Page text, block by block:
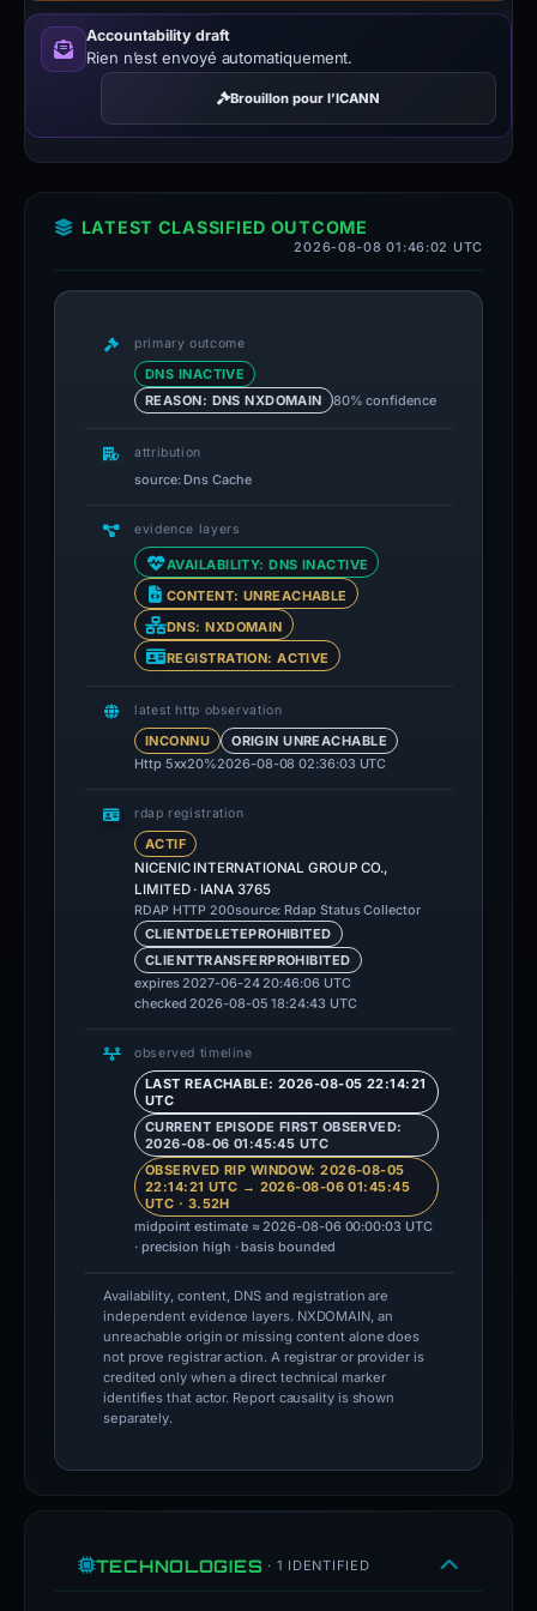
Accountability draft
Rien n’est envoyé automatiquement.
Brouillon pour l’ICANN
LATEST CLASSIFIED OUTCOME
2026-08-08 01:46:02 UTC
primary outcome
DNS INACTIVE
REASON: DNS NXDOMAIN
80% confidence
attribution
source: Dns Cache
evidence layers
AVAILABILITY: DNS INACTIVE
CONTENT: UNREACHABLE
DNS: NXDOMAIN
REGISTRATION: ACTIVE
latest http observation
INCONNU
ORIGIN UNREACHABLE
Http 5xx20%2026-08-08 02:36:03 UTC
rdap registration
ACTIF
NICENIC INTERNATIONAL GROUP CO.,
LIMITED · IANA 3765
RDAP HTTP 200source: Rdap Status Collector
CLIENTDELETEPROHIBITED
CLIENTTRANSFERPROHIBITED
expires 2027-06-24 20:46:06 UTC
checked 2026-08-05 18:24:43 UTC
observed timeline
LAST REACHABLE: 2026-08-05 22:14:21
UTC
CURRENT EPISODE FIRST OBSERVED:
2026-08-06 01:45:45 UTC
OBSERVED RIP WINDOW: 2026-08-05
22:14:21 UTC → 2026-08-06 01:45:45
UTC · 3.52H
midpoint estimate ≈ 2026-08-06 00:00:03 UTC
· precision high · basis bounded
Availability, content, DNS and registration are
independent evidence layers. NXDOMAIN, an
unreachable origin or missing content alone does
not prove registrar action. A registrar or provider is
credited only when a direct technical marker
identifies that actor. Report causality is shown
separately.
TECHNOLOGIES · 1 IDENTIFIED